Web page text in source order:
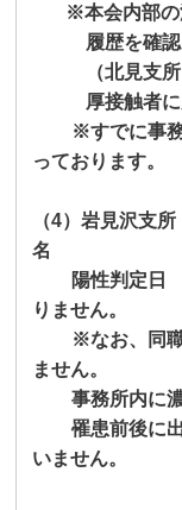
※本会内部の
履歴を確
（北見支所
厚接触者
※すでに事
っております。
（4）岩見沢支
名
陽性判定日
りません。
※なお、同
ません。
事務所内に
罹患前後に
いません。